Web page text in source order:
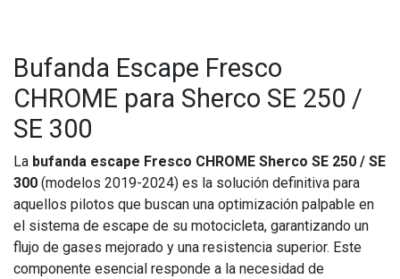
Bufanda Escape Fresco
CHROME para Sherco SE 250 /
SE 300
La bufanda escape Fresco CHROME Sherco SE 250 / SE
300 (modelos 2019-2024) es la solución definitiva para
aquellos pilotos que buscan una optimización palpable en
el sistema de escape de su motocicleta, garantizando un
flujo de gases mejorado y una resistencia superior. Este
componente esencial responde a la necesidad de